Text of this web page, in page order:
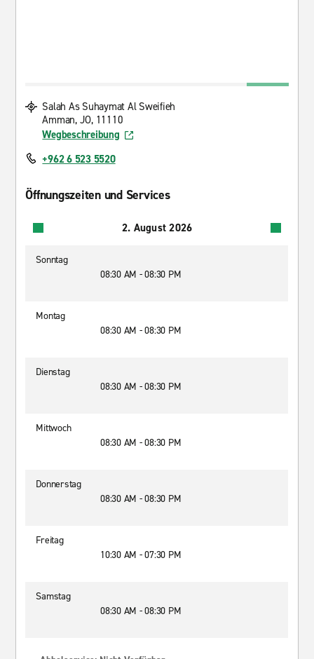
Salah As Suhaymat Al Sweifieh
Amman, JO, 11110
Wegbeschreibung
+962 6 523 5520
Öffnungszeiten und Services
2. August 2026
Sonntag
08:30 AM - 08:30 PM
Montag
08:30 AM - 08:30 PM
Dienstag
08:30 AM - 08:30 PM
Mittwoch
08:30 AM - 08:30 PM
Donnerstag
08:30 AM - 08:30 PM
Freitag
10:30 AM - 07:30 PM
Samstag
08:30 AM - 08:30 PM